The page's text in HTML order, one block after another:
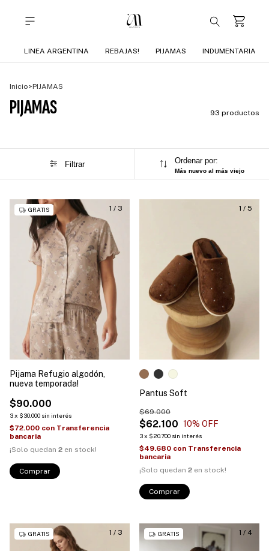
LINEA ARGENTINA REBAJAS! PIJAMAS INDUMENTARIA
Inicio>PIJAMAS
PIJAMAS 93 productos
Filtrar Ordenar por:
Más nuevo al más viejo
1 / 3
GRATIS
Pijama Refugio algodón,
nueva temporada!
$90.000
3x $30.000 sin interés
$72.000 con Transferencia
bancaria
¡Solo quedan 2 en stock!
Comprar
1 / 5
Pantus Soft
$62.100
$69.000
10% OFF
3x $20.700 sin interés
$49.680 con Transferencia
bancaria
¡Solo quedan 2 en stock!
Comprar
1 / 3
GRATIS 1 / 4
GRATIS